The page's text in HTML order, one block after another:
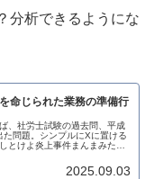
分析できるようにな
命じられた業務の準備行
、社労士試験の過去問、平成
問題。シンプルにXに置ける
とけよ炎上事件まんまみたい
2025.09.03